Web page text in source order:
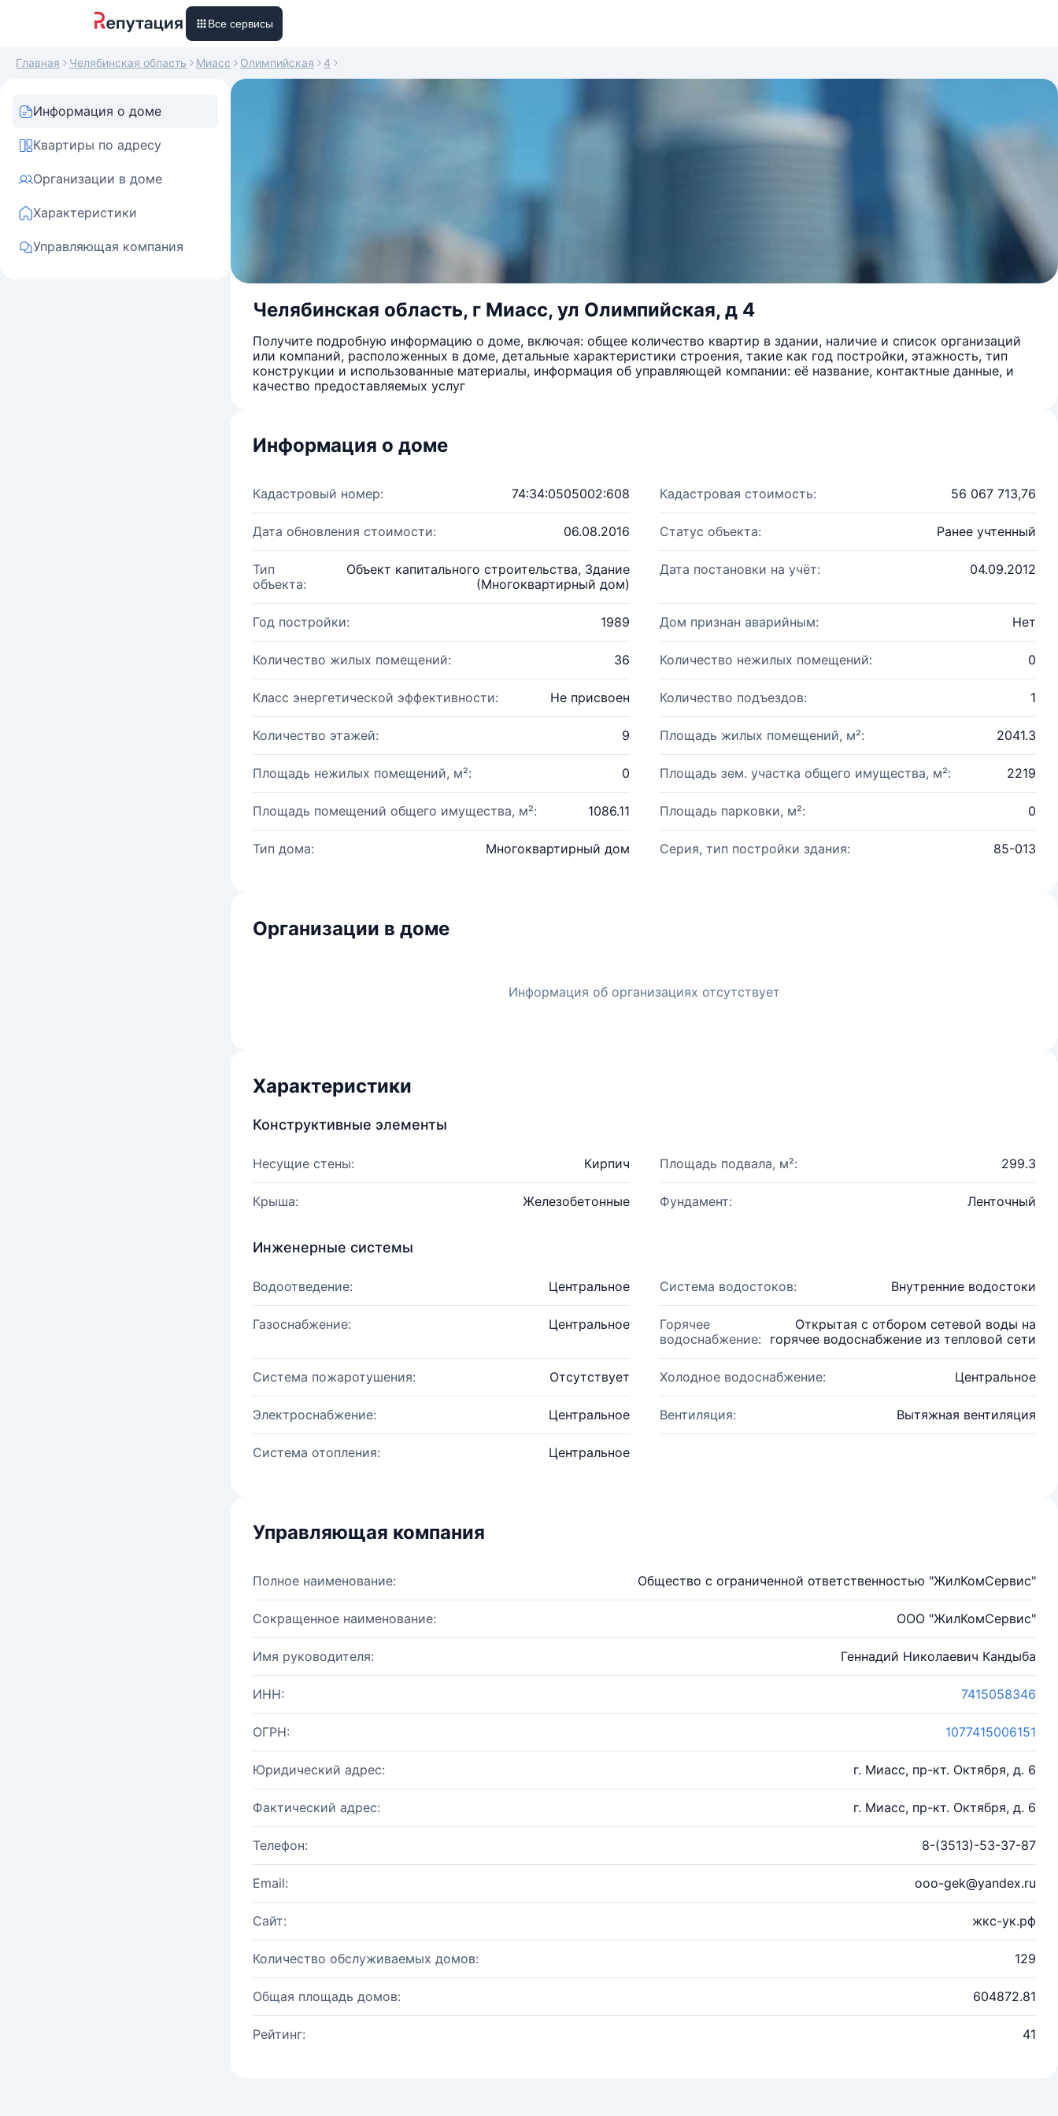
Все сервисы
Главная Челябинская область Миасс Олимпийская 4
Информация о доме
Квартиры по адресу
Организации в доме
Характеристики
Управляющая компания
Челябинская область, г Миасс, ул Олимпийская, д 4
Получите подробную информацию о доме, включая: общее количество квартир в здании, наличие и список организаций
или компаний, расположенных в доме, детальные характеристики строения, такие как год постройки, этажность, тип
конструкции и использованные материалы, информация об управляющей компании: её название, контактные данные, и
качество предоставляемых услуг
Информация о доме
Кадастровый номер: 74:34:0505002:608 Кадастровая стоимость: 56 067 713,76
Дата обновления стоимости: 06.08.2016 Статус объекта: Ранее учтенный
Тип
объекта:
Объект капитального строительства, Здание
(Многоквартирный дом)
Дата постановки на учёт: 04.09.2012
Год постройки: 1989 Дом признан аварийным: Нет
Количество жилых помещений: 36 Количество нежилых помещений: 0
Класс энергетической эффективности: Не присвоен Количество подъездов: 1
Количество этажей: 9 Площадь жилых помещений, м²: 2041.3
Площадь нежилых помещений, м²: 0 Площадь зем. участка общего имущества, м²: 2219
Площадь помещений общего имущества, м²: 1086.11 Площадь парковки, м²: 0
Тип дома: Многоквартирный дом Серия, тип постройки здания: 85-013
Организации в доме
Информация об организациях отсутствует
Характеристики
Конструктивные элементы
Несущие стены: Кирпич Площадь подвала, м²: 299.3
Крыша: Железобетонные Фундамент: Ленточный
Инженерные системы
Водоотведение: Центральное Система водостоков: Внутренние водостоки
Газоснабжение: Центральное
Горячее
водоснабжение:
Открытая с отбором сетевой воды на
горячее водоснабжение из тепловой сети
Система пожаротушения: Отсутствует Холодное водоснабжение: Центральное
Электроснабжение: Центральное Вентиляция: Вытяжная вентиляция
Система отопления: Центральное
Управляющая компания
Полное наименование: Общество с ограниченной ответственностью "ЖилКомСервис"
Сокращенное наименование: ООО "ЖилКомСервис"
Имя руководителя: Геннадий Николаевич Кандыба
ИНН: 7415058346
ОГРН: 1077415006151
Юридический адрес: г. Миасс, пр-кт. Октября, д. 6
Фактический адрес: г. Миасс, пр-кт. Октября, д. 6
Телефон: 8-(3513)-53-37-87
Email: ooo-gek@yandex.ru
Сайт: жкс-ук.рф
Количество обслуживаемых домов: 129
Общая площадь домов: 604872.81
Рейтинг: 41